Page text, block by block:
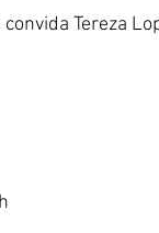
Tereza